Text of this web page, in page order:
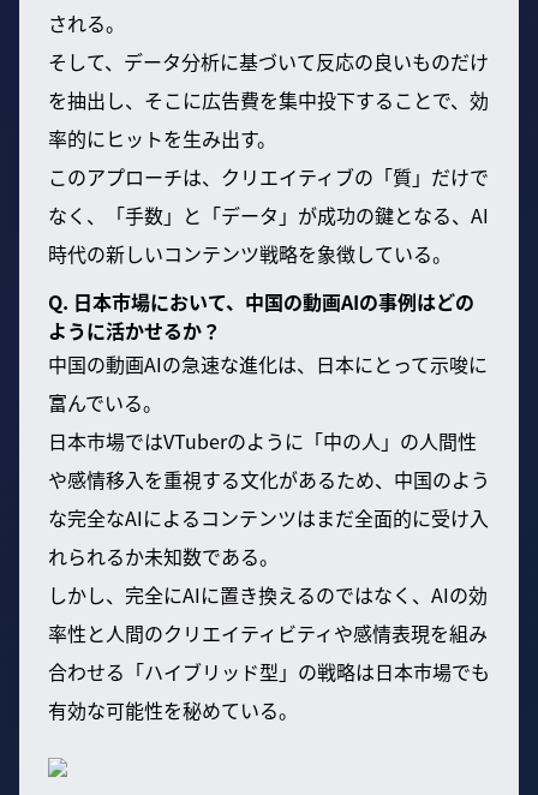
される。
そして、データ分析に基づいて反応の良いものだけ
を抽出し、そこに広告費を集中投下することで、効
率的にヒットを生み出す。
このアプローチは、クリエイティブの「質」だけで
なく、「手数」と「データ」が成功の鍵となる、AI
時代の新しいコンテンツ戦略を象徴している。
Q. 日本市場において、中国の動画AIの事例はどの
ように活かせるか？
中国の動画AIの急速な進化は、日本にとって示唆に
富んでいる。
日本市場ではVTuberのように「中の人」の人間性
や感情移入を重視する文化があるため、中国のよう
な完全なAIによるコンテンツはまだ全面的に受け入
れられるか未知数である。
しかし、完全にAIに置き換えるのではなく、AIの効
率性と人間のクリエイティビティや感情表現を組み
合わせる「ハイブリッド型」の戦略は日本市場でも
有効な可能性を秘めている。